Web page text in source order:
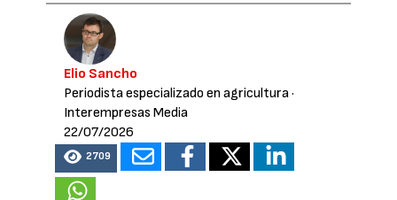
Elio Sancho
Periodista especializado en agricultura·
Interempresas Media
22/07/2026
2709